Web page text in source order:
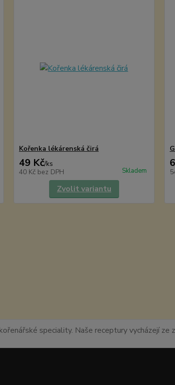
Kořenka lékárenská čirá
49 Kč/ks
40 Kč bez DPH Skladem
Zvolit variantu
speciality. Naše receptury vycházejí ze